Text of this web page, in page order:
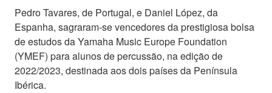
Pedro Tavares, de Portugal, e Daniel López, da
Espanha, sagraram-se vencedores da prestigiosa bolsa
de estudos da Yamaha Music Europe Foundation
(YMEF) para alunos de percussão, na edição de
2022/2023, destinada aos dois países da Península
Ibérica.